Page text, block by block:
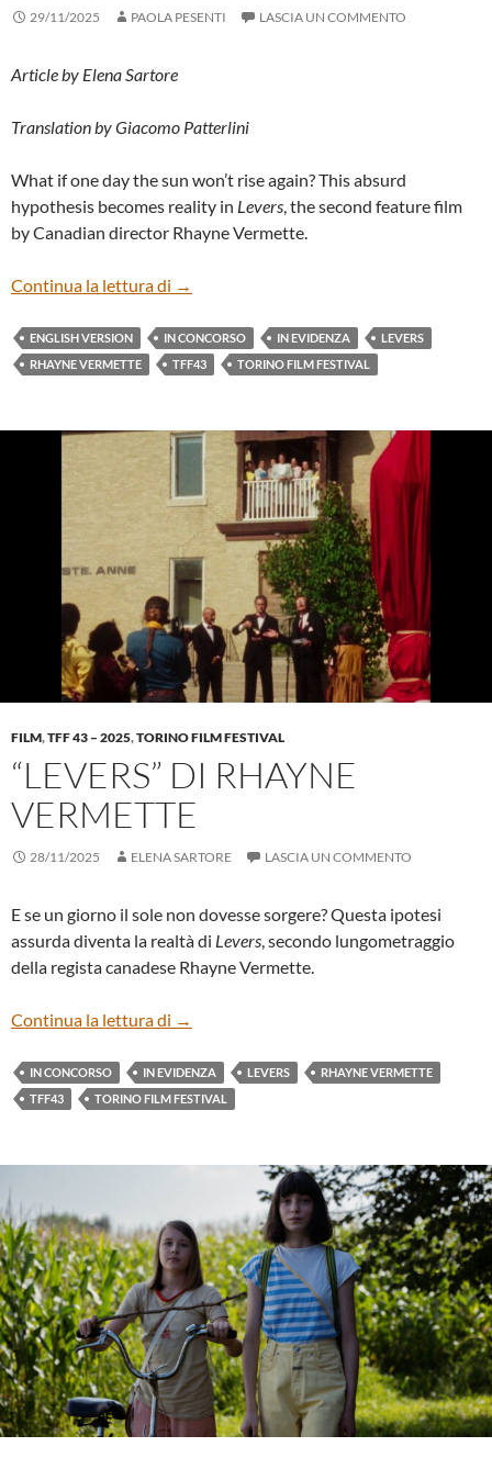
29/11/2025 PAOLA PESENTI LASCIA UN COMMENTO
Article by Elena Sartore
Translation by Giacomo Patterlini
What if one day the sun won’t rise again? This absurd
hypothesis becomes reality in Levers, the second feature film
by Canadian director Rhayne Vermette.
Continua la lettura di “LEVERS” BY RHAYNE VERMETTE (ENG)
→
ENGLISH VERSION IN CONCORSO IN EVIDENZA
LEVERS
RHAYNE VERMETTE
TFF43 TORINO FILM FESTIVAL
FILM,TFF 43 – 2025,TORINO FILM FESTIVAL
“LEVERS” DI RHAYNE
VERMETTE
28/11/2025 ELENA SARTORE LASCIA UN COMMENTO
E se un giorno il sole non dovesse sorgere? Questa ipotesi
assurda diventa la realtà di Levers, secondo lungometraggio
della regista canadese Rhayne Vermette.
Continua la lettura di “LEVERS” DI RHAYNE VERMETTE
→
IN CONCORSO IN EVIDENZA LEVERS
RHAYNE VERMETTE
TFF43
TORINO FILM FESTIVAL